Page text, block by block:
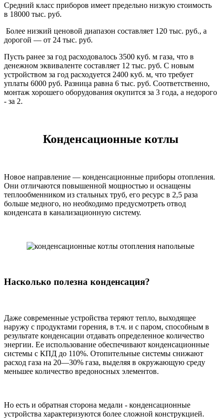
Средний класс приборов имеет предельно низкую стоимость
в 18000 тыс. руб.
Более низкий ценовой диапазон составляет 120 тыс. руб., а
дорогой — от 24 тыс. руб.
Пусть ранее за год расходовалось 3500 куб. м газа, что в
денежном эквиваленте составляет 12 тыс. руб. С новым
устройством за год расходуется 2400 куб. м, что требует
уплаты 6000 руб. Разница равна 6 тыс. руб. Соответственно,
монтаж хорошего оборудования окупится за 3 года, а недорого
- за 2.
Конденсационные котлы
Новое направление — конденсационные приборы отопления.
Они отличаются повышенной мощностью и оснащены
теплообменником из стальных труб, его ресурс в 2,5 раза
больше медного, но необходимо предусмотреть отвод
конденсата в канализационную систему.
Насколько полезна конденсация?
Даже современные устройства теряют тепло, выходящее
наружу с продуктами горения, в т.ч. и с паром, способным в
результате конденсации отдавать определенное количество
энергии. Ее использование обеспечивают конденсационные
системы с КПД до 110%. Отопительные системы снижают
расход газа на 20—30% газа, выделяя в окружающую среду
меньшее количество вредоносных элементов.
Но есть и обратная сторона медали - конденсационные
устройства характеризуются более сложной конструкцией.